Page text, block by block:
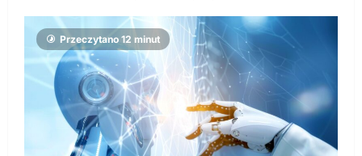
Przeczytano 12 minut